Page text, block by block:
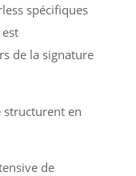
spécifiques
de la signature
structurent en
de